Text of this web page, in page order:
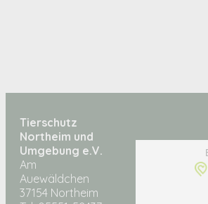
Tierschutz
Northeim und
Umgebung e.V.
Am
Auewäldchen
37154 Northeim